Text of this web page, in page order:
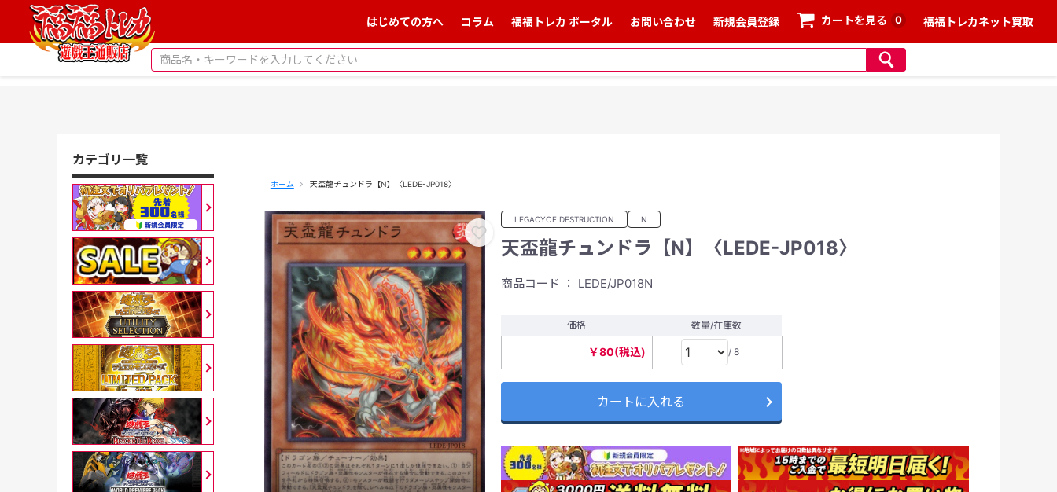
はじめての方へ コラム 福福トレカ ポータル お問い合わせ 新規会員登録 カートを見る 0 福福トレカネット買取
ホーム 天盃龍チュンドラ【N】〈LEDE-JP018〉
LEGACYOF DESTRUCTION N
天盃龍チュンドラ【N】〈LEDE-JP018〉
商品コード ： LEDE/JP018N
価格 数量/在庫数
￥80(税込) / 8
カートに入れる
カテゴリ一覧